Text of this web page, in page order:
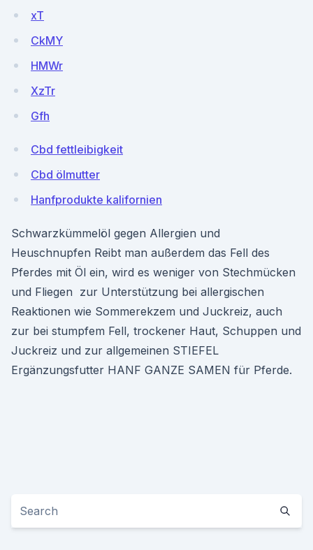
xT
CkMY
HMWr
XzTr
Gfh
Cbd fettleibigkeit
Cbd ölmutter
Hanfprodukte kalifornien
Schwarzkümmelöl gegen Allergien und
Heuschnupfen Reibt man außerdem das Fell des
Pferdes mit Öl ein, wird es weniger von Stechmücken
und Fliegen zur Unterstützung bei allergischen
Reaktionen wie Sommerekzem und Juckreiz, auch
zur bei stumpfem Fell, trockener Haut, Schuppen und
Juckreiz und zur allgemeinen STIEFEL
Ergänzungsfutter HANF GANZE SAMEN für Pferde.